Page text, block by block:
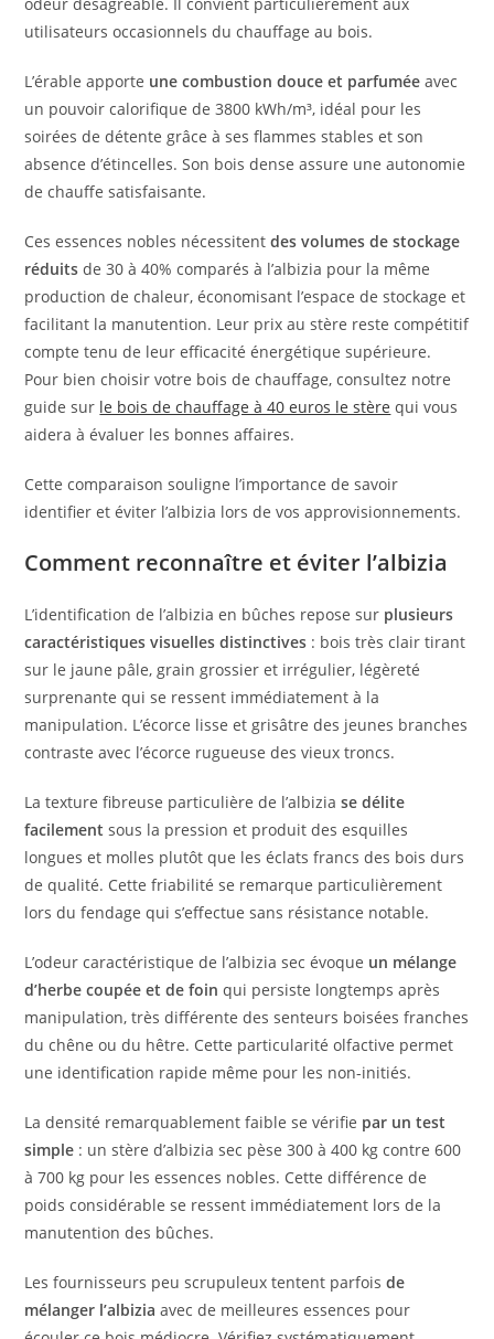
odeur désagréable. Il convient particulièrement aux
utilisateurs occasionnels du chauffage au bois.
L’érable apporte une combustion douce et parfumée avec
un pouvoir calorifique de 3800 kWh/m³, idéal pour les
soirées de détente grâce à ses flammes stables et son
absence d’étincelles. Son bois dense assure une autonomie
de chauffe satisfaisante.
Ces essences nobles nécessitentdes volumes de stockage
réduits de 30 à 40% comparés à l’albizia pour la même
production de chaleur, économisant l’espace de stockage et
facilitant la manutention. Leur prix au stère reste compétitif
compte tenu de leur efficacité énergétique supérieure.
Pour bien choisir votre bois de chauffage, consultez notre
guide sur le bois de chauffage à 40 euros le stère qui vous
aidera à évaluer les bonnes affaires.
Cette comparaison souligne l’importance de savoir
identifier et éviter l’albizia lors de vos approvisionnements.
Comment reconnaître et éviter l’albizia
L’identification de l’albizia en bûches repose sur plusieurs
caractéristiques visuelles distinctives : bois très clair tirant
sur le jaune pâle, grain grossier et irrégulier, légèreté
surprenante qui se ressent immédiatement à la
manipulation. L’écorce lisse et grisâtre des jeunes branches
contraste avec l’écorce rugueuse des vieux troncs.
La texture fibreuse particulière de l’albiziase délite
facilement sous la pression et produit des esquilles
longues et molles plutôt que les éclats francs des bois durs
de qualité. Cette friabilité se remarque particulièrement
lors du fendage qui s’effectue sans résistance notable.
L’odeur caractéristique de l’albizia sec évoque un mélange
d’herbe coupée et de foin qui persiste longtemps après
manipulation, très différente des senteurs boisées franches
du chêne ou du hêtre. Cette particularité olfactive permet
une identification rapide même pour les non-initiés.
La densité remarquablement faible se vérifie par un test
simple : un stère d’albizia sec pèse 300 à 400 kg contre 600
à 700 kg pour les essences nobles. Cette différence de
poids considérable se ressent immédiatement lors de la
manutention des bûches.
Les fournisseurs peu scrupuleux tentent parfoisde
mélanger l’albizia avec de meilleures essences pour